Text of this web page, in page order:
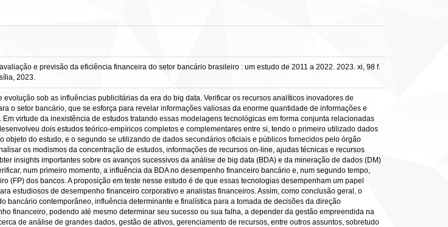
e previsão da eficiência financeira do setor bancário brasileiro : um estudo de 2011 a 2022. 2023. xi, 98 f.
2023.
sob as influências publicitárias da era do big data. Verificar os recursos analíticos inovadores de
o setor bancário, que se esforça para revelar informações valiosas da enorme quantidade de informações e
virtude da inexistência de estudos tratando essas modelagens tecnológicas em forma conjunta relacionadas
dois estudos teórico-empíricos completos e complementares entre si, tendo o primeiro utilizado dados
do estudo, e o segundo se utilizando de dados secundários oficiais e públicos fornecidos pelo órgão
os modismos da concentração de estudos, informações de recursos on-line, ajudas técnicas e recursos
insights importantes sobre os avanços sucessivos da análise de big data (BDA) e da mineração de dados (DM)
num primeiro momento, a influência da BDA no desempenho financeiro bancário e, num segundo tempo,
(FP) dos bancos. A proposição em teste nesse estudo é de que essas tecnologias desempenham um papel
estudiosos de desempenho financeiro corporativo e analistas financeiros. Assim, como conclusão geral, o
bancário contemporâneo, influência determinante e finalística para a tomada de decisões da direção
financeiro, podendo até mesmo determinar seu sucesso ou sua falha, a depender da gestão empreendida na
de análise de grandes dados, gestão de ativos, gerenciamento de recursos, entre outros assuntos, sobretudo